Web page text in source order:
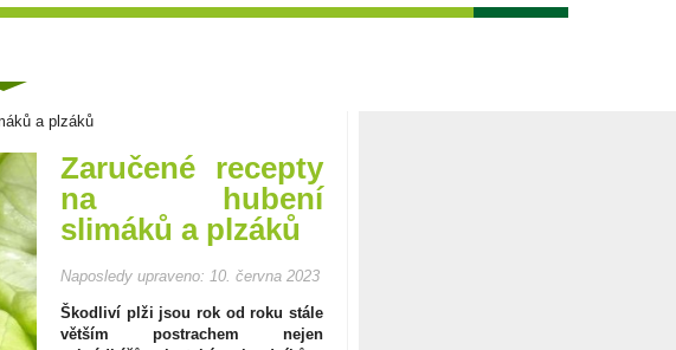
a plzáků
Zaručené recepty
na hubení
slimáků a plzáků
Naposledy upraveno: 10. června 2023
Škodliví plži jsou rok od roku stále
větším postrachem nejen